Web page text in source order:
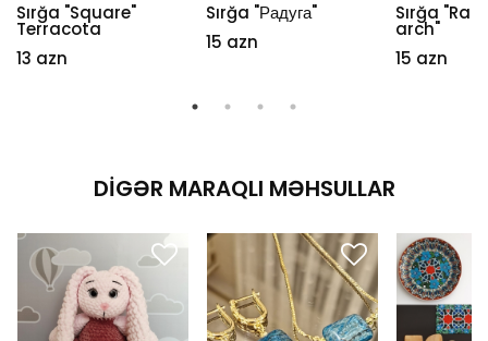
Sırğa "Square"
Terracota
13 azn
Sırğa "Радуга"
15 azn
Sırğa
arch"
15 azn
DIGƏR MARAQLI MƏHSULLAR